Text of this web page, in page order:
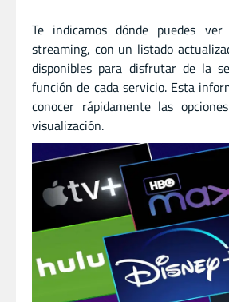
Te indicamos dónde puedes ver
streaming, con un listado
disponibles para disfrutar de la
función de cada servicio. Esta
conocer rápidamente las
visualización.